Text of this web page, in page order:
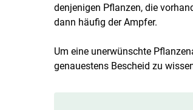
denjenigen Pflanzen, die
dann häufig der Ampfer.
Um eine unerwünschte
genauestens Bescheid zu